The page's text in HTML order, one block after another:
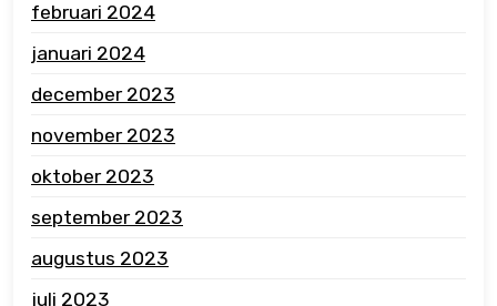
februari 2024
januari 2024
december 2023
november 2023
oktober 2023
september 2023
augustus 2023
juli 2023